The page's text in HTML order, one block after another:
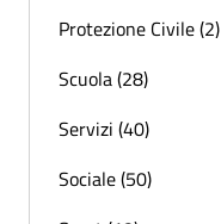
Protezione Civile (2)
Scuola (28)
Servizi (40)
Sociale (50)